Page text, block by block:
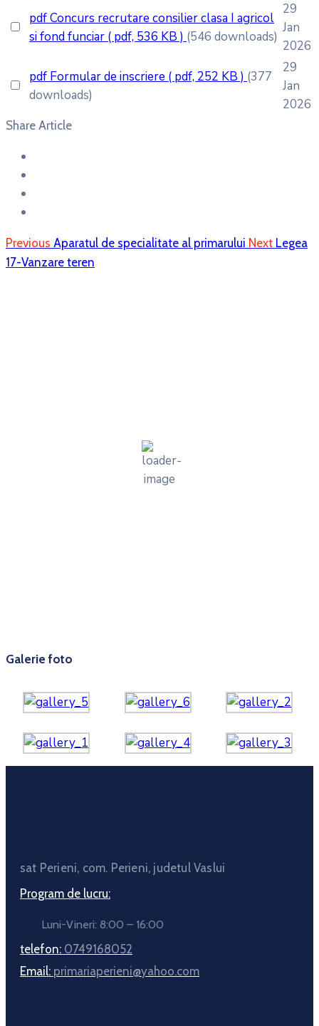
pdfConcurs recrutare consilier clasa I agricol
si fond funciar ( pdf, 536 KB ) (546 downloads)
29
Jan
2026
pdf Formular de inscriere ( pdf, 252 KB ) (377
downloads)
29
Jan
2026
Share Article
Previous Aparatul de specialitate al primarului Next Legea
17-Vanzare teren
54 %
1014 mb
Galerie foto
sat Perieni, com. Perieni, judetul Vaslui
Program de lucru:
Luni-Vineri: 8:00 – 16:00
telefon: 0749168052
Email: primariaperieni@yahoo.com